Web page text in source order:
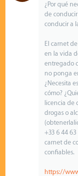
¿Por qué
de
conducir a
El carnet
en la vida
entregado
no ponga
¿Necesita
cómo?
licencia de
drogas o
+33 6 44
carnet de
confiables.
https://